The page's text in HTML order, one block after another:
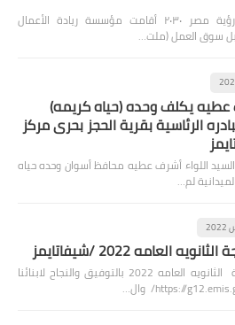
✍️ سهيلة محي على نهج رؤية مصر ٢٠٣٠ أقامت مؤسسة ريادة الأعمال
عطيه يكلف وحده (حياه كريمه)
الرئاسية بقرية الحجز بحرى مركز
اللواء أشرف عطيه محافظ أسوان وحده حياه
لم…
العامه 2022 /شيفاتايمز
ل معرفة نتيجة الثانويه العامه 2022 بالتوفيق والنجاح لابنائنا